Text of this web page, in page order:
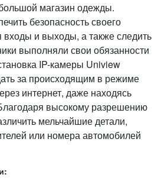
магазин одежды.
безопасность своего
входы и выходы, а также следить
выполняли свои обязанности
IP-камеры Uniview
за происходящим в режиме
интернет, даже находясь
высокому разрешению
мельчайшие детали,
или номера автомобилей